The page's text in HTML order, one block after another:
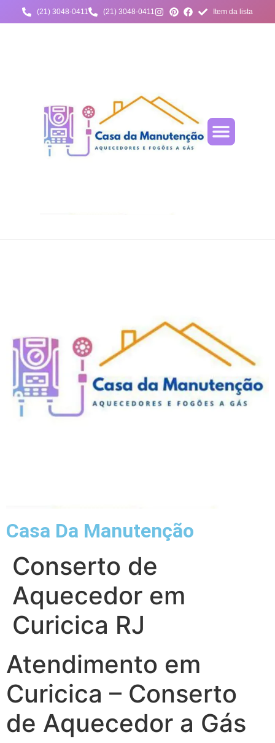
(21) 3048-0411 (21) 3048-0411 Item da lista
Casa Da Manutenção
Conserto de
Aquecedor em
Curicica RJ
Atendimento em
Curicica – Conserto
de Aquecedor a Gás